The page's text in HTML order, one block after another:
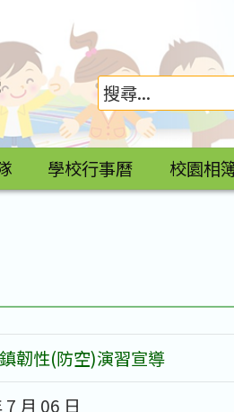
學校行事曆 校園相
韌性(防空)演習宣導
月 06 日